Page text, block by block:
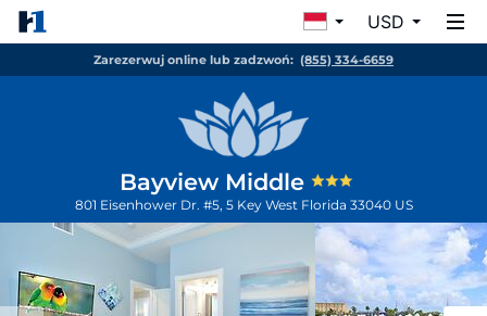
USD
Zarezerwuj online lub zadzwoń: (855) 334-6659
Bayview Middle
801 Eisenhower Dr. #5, 5 Key West Florida 33040 US